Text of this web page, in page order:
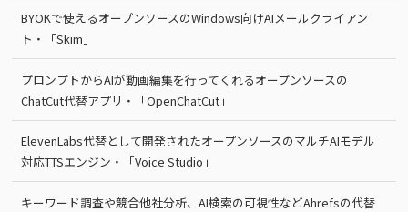
BYOKで使えるオープンソースのWindows向けAIメールクライアン
ト・「Skim」
プロンプトからAIが動画編集を行ってくれるオープンソースの
ChatCut代替アプリ・「OpenChatCut」
ElevenLabs代替として開発されたオープンソースのマルチAIモデル
対応TTSエンジン・「Voice Studio」
キーワード調査や競合他社分析、AI検索の可視性などAhrefsの代替